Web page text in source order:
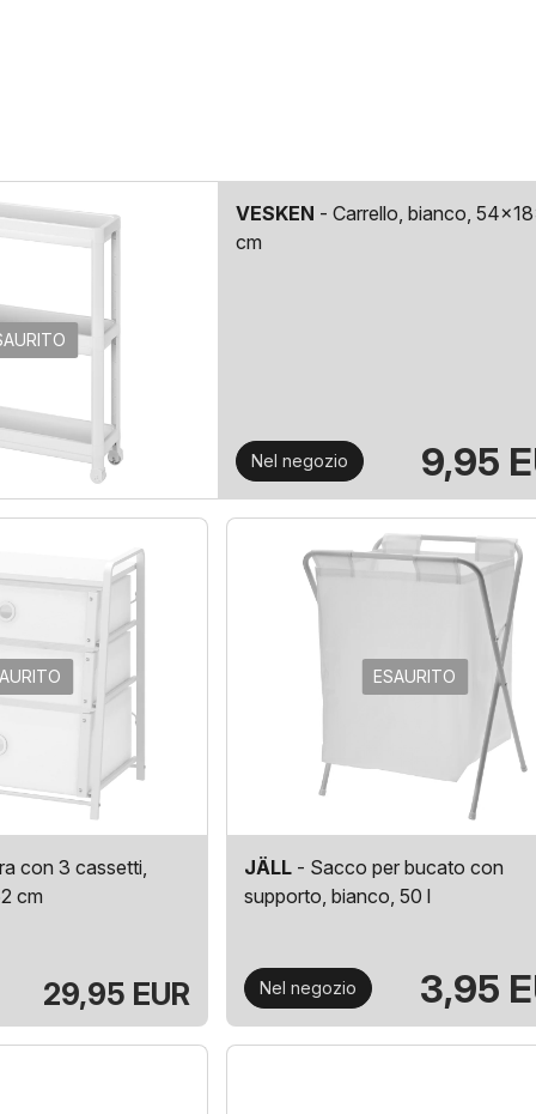
VESKEN - Carrello, bianco,
cm
9,95
Nel negozio
con 3 cassetti,
cm
29,95 EUR
ESAURITO
JÄLL - Sacco per bucato con
supporto, bianco, 50 l
3,95
Nel negozio